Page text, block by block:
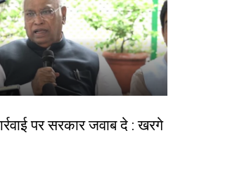
पर सरकार जवाब दे : खरगे